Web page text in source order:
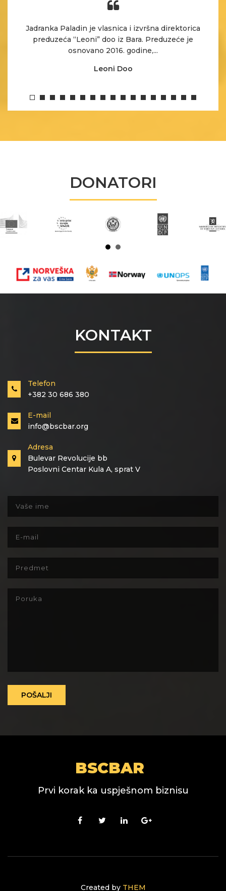
Jadranka Paladin je vlasnica i izvršna direktorica
preduzeća “Leoni” doo iz Bara. Preduzeće je
osnovano 2016. godine,...
Leoni Doo
DONATORI
KONTAKT
Telefon
+382 30 686 380
E-mail
info@bscbar.org
Adresa
Bulevar Revolucije bb
Poslovni Centar Kula A, sprat V
POŠALJI
BSCBAR
Prvi korak ka uspješnom biznisu
Created by THEM